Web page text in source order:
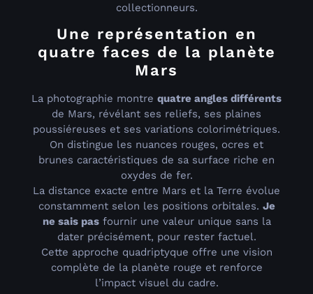
collectionneurs.
Une représentation en
quatre faces de la planète
Mars
La photographie montre quatre angles différents
de Mars, révélant ses reliefs, ses plaines
poussiéreuses et ses variations colorimétriques.
On distingue les nuances rouges, ocres et
brunes caractéristiques de sa surface riche en
oxydes de fer.
La distance exacte entre Mars et la Terre évolue
constamment selon les positions orbitales. Je
ne sais pasfournir une valeur unique sans la
dater précisément, pour rester factuel.
Cette approche quadriptyque offre une vision
complète de la planète rouge et renforce
l’impact visuel du cadre.